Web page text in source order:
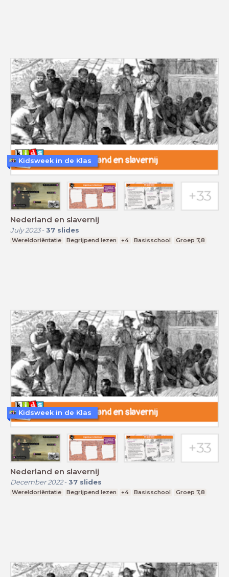
Nederland en slavernij
July 2023- 37 slides
Wereldoriëntatie Begrijpend lezen +4 Basisschool Groep 7,8
Kidsweek in de Klas
Nederland en slavernij
December 2022- 37 slides
Wereldoriëntatie Begrijpend lezen +4 Basisschool Groep 7,8
Kidsweek in de Klas